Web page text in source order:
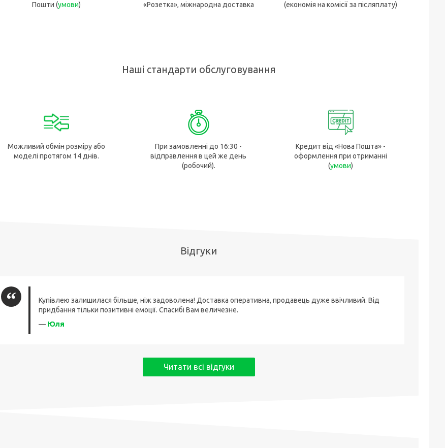
Пошти (умови)
«Розетка», міжнародна доставка
(економія на комісії за післяплату)
Наші стандарти обслуговування
Можливий обмін розміру або
моделі протягом 14 днів.
При замовленні до 16:30 -
відправлення в цей же день
(робочий).
Кредит від «Нова Пошта» -
оформлення при отриманні
(умови)
Відгуки
Купівлею залишилася більше, ніж задоволена! Доставка оперативна, продавець дуже ввічливий. Від
придбання тільки позитивні емоції. Спасибі Вам величезне.
— Юля
Читати всі відгуки